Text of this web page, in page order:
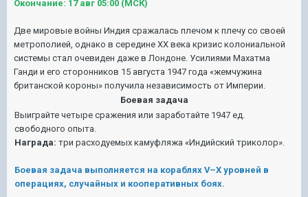
Окончание: 17 авг 05:00 (МСК)
Две мировые войны Индия сражалась плечом к плечу со своей
метрополией, однако в середине ХХ века кризис колониальной
системы стал очевиден даже в Лондоне. Усилиями Махатма
Ганди и его сторонников 15 августа 1947 года «жемчужина
британской короны» получила независимость от Империи.
Боевая задача
Выиграйте четыре сражения или заработайте 1947 ед.
свободного опыта.
Награда: три расходуемых камуфляжа «Индийский триколор».
Боевая задача выполняется на кораблях V–X уровней в
операциях, случайных и кооперативных боях.